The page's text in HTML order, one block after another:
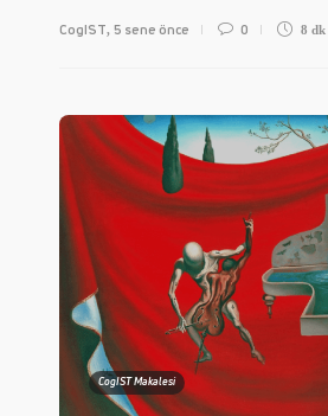
CogIST, 5 sene önce 0 8 dk
CogIST Makalesi